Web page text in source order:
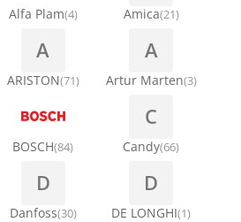
Alfa Plam(4) Amica(21)
A
ARISTON(71)
A
Artur Marten(3)
BOSCH(84)
C
Candy(66)
D
Danfoss(30)
D
DE LONGHI(1)